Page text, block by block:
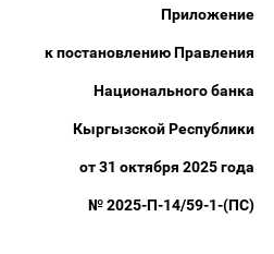
Приложение
к постановлению Правления
Национального банка
Кыргызской Республики
от 31 октября 2025 года
№ 2025-П-14/59-1-(ПС)